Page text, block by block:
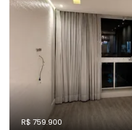
R$ 759.900